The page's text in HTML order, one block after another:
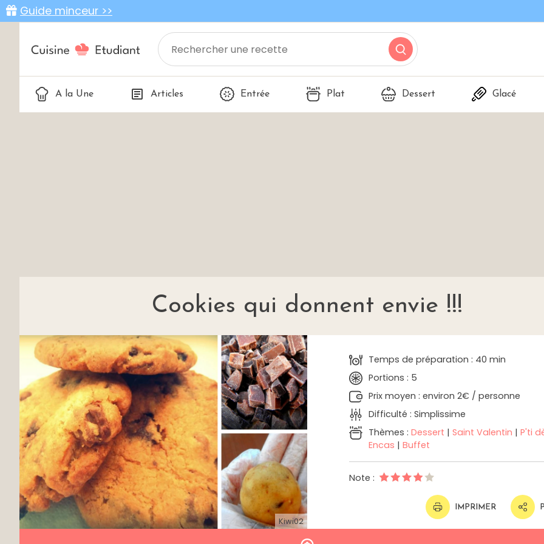
Guide minceur >>
A la Une Articles Entrée Plat Dessert Glacé
Cookies qui donnent envie !!!
Kiwi02
Temps de préparation : 40 min
Portions : 5
Prix moyen : environ 2€ / personne
Difficulté : Simplissime
Thèmes :Dessert |Saint Valentin |P'ti
Encas |Buffet
Note :
IMPRIMER